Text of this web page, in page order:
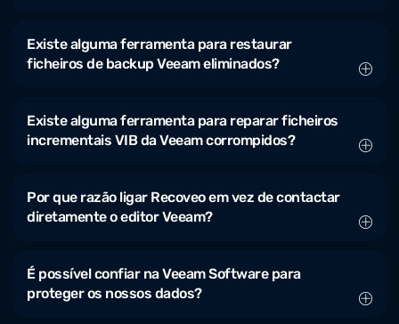
Existe alguma ferramenta para restaurar
ficheiros de backup Veeam eliminados?
Existe alguma ferramenta para reparar ficheiros
incrementais VIB da Veeam corrompidos?
Por que razão ligar Recoveo em vez de contactar
diretamente o editor Veeam?
É possível confiar na Veeam Software para
proteger os nossos dados?